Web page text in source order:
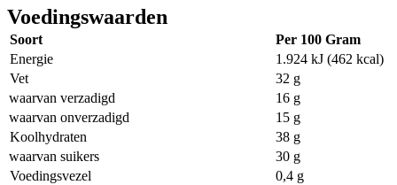
Voedingswaarden
Soort
Per 100 Gram
Energie
1.924 kJ (462 kcal)
Vet
32 g
waarvan verzadigd
16 g
waarvan onverzadigd
15 g
Koolhydraten
38 g
waarvan suikers
30 g
Voedingsvezel
0,4 g